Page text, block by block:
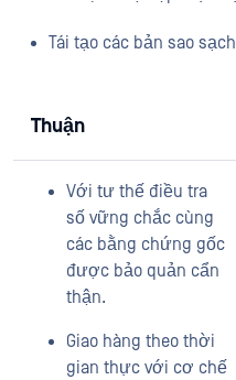
Tái tạo các bản sao
Thuận
Với tư thế điều tra
số vững chắc cùng
các bằng chứng gốc
được bảo quản cẩn
thận.
Giao hàng theo thời
gian thực với cơ chế